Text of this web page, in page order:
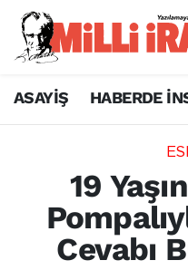
ASAYİŞ HABERDE
19
Cevabı